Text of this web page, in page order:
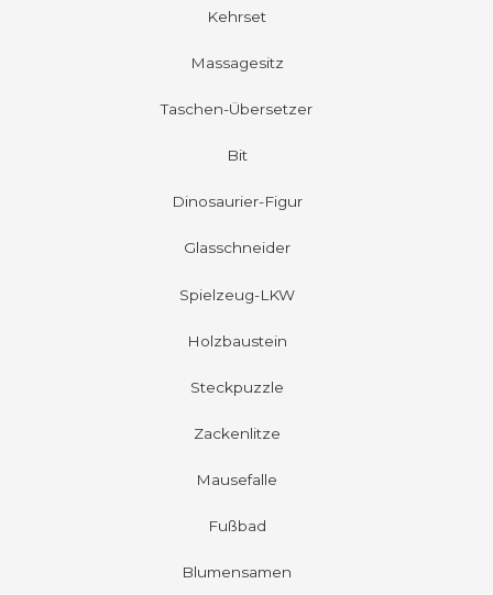
Kehrset
Massagesitz
Taschen-Übersetzer
Bit
Dinosaurier-Figur
Glasschneider
Spielzeug-LKW
Holzbaustein
Steckpuzzle
Zackenlitze
Mausefalle
Fußbad
Blumensamen